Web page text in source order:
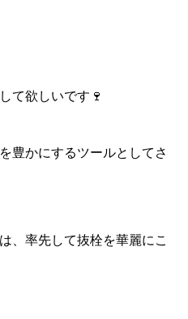
て欲しいです🍷
豊かにするツールとしてさ
、率先して抜栓を華麗にこ